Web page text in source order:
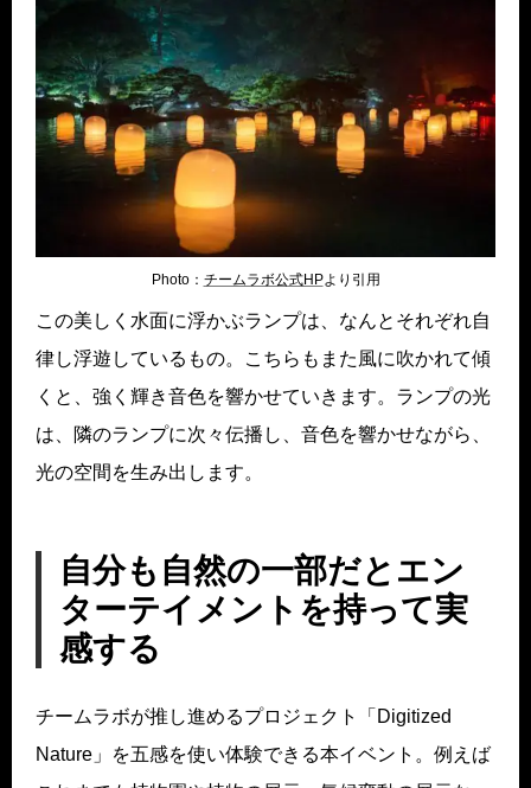
Photo： チームラボ公式HPより引用
この美しく水面に浮かぶランプは、なんとそれぞれ自
律し浮遊しているもの。こちらもまた風に吹かれて傾
くと、強く輝き音色を響かせていきます。ランプの光
は、隣のランプに次々伝播し、音色を響かせながら、
光の空間を生み出します。
自分も自然の一部だとエン
ターテイメントを持って実
感する
チームラボが推し進めるプロジェクト「Digitized
Nature」を五感を使い体験できる本イベント。例えば